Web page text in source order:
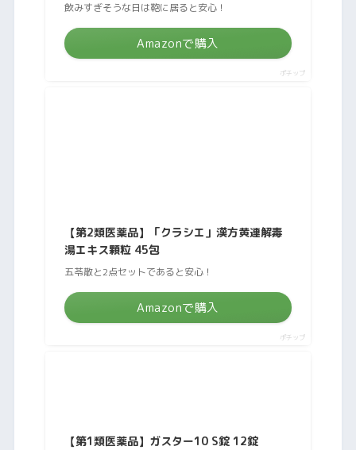
飲みすぎそうな日は鞄に居ると安心！
Amazonで購入
ポチップ
【第2類医薬品】「クラシエ」漢方黄連解毒
湯エキス顆粒 45包
五苓散と2点セットであると安心！
Amazonで購入
ポチップ
【第1類医薬品】ガスター10 S錠 12錠